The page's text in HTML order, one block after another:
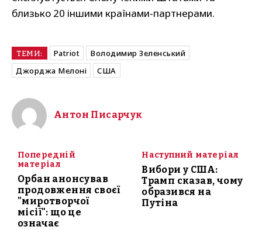
близько 20 іншими країнами-партнерами.
ТЕМИ: Patriot
Володимир Зеленський
Джорджа Мелоні
США
Антон Писарчук
Попередній
матеріал
Орбан анонсував
продовження своєї
"миротворчої
місії": що це
означає
Наступний матеріал
Вибори у США:
Трамп сказав, чому
образився на
Путіна